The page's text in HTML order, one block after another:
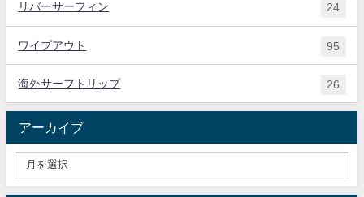
リバーサーフィン 24
ワイプアウト 95
海外サーフトリップ 26
アーカイブ